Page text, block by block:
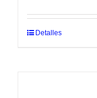
Detalles